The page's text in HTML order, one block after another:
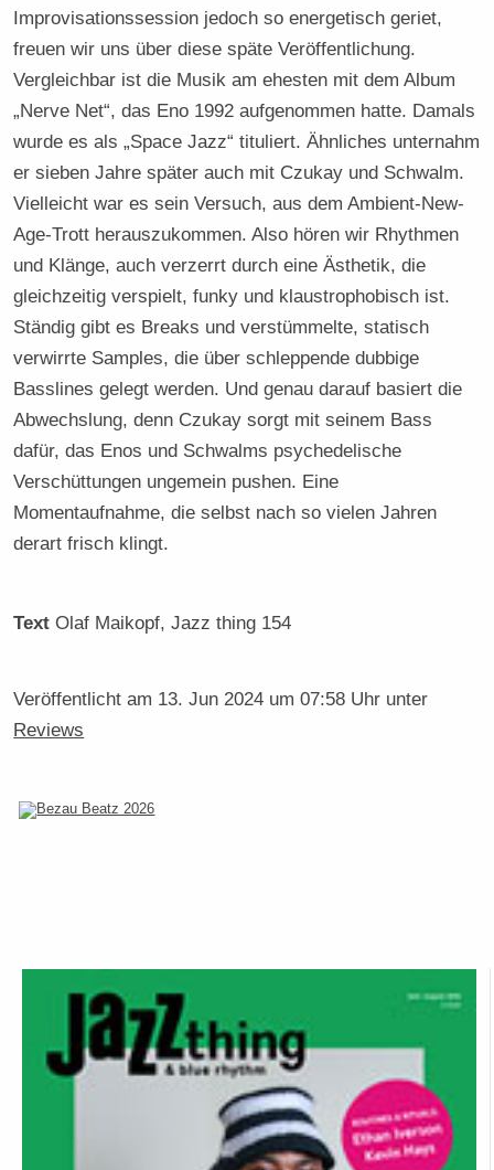
Improvisationssession jedoch so energetisch geriet,
freuen wir uns über diese späte Veröffentlichung.
Vergleichbar ist die Musik am ehesten mit dem Album
„Nerve Net“, das Eno 1992 aufgenommen hatte. Damals
wurde es als „Space Jazz“ tituliert. Ähnliches unternahm
er sieben Jahre später auch mit Czukay und Schwalm.
Vielleicht war es sein Versuch, aus dem Ambient-New-
Age-Trott herauszukommen. Also hören wir Rhythmen
und Klänge, auch verzerrt durch eine Ästhetik, die
gleichzeitig verspielt, funky und klaustrophobisch ist.
Ständig gibt es Breaks und verstümmelte, statisch
verwirrte Samples, die über schleppende dubbige
Basslines gelegt werden. Und genau darauf basiert die
Abwechslung, denn Czukay sorgt mit seinem Bass
dafür, das Enos und Schwalms psychedelische
Verschüttungen ungemein pushen. Eine
Momentaufnahme, die selbst nach so vielen Jahren
derart frisch klingt.
Text Olaf Maikopf, Jazz thing 154
Veröffentlicht am 13. Jun 2024 um 07:58 Uhr unter
Reviews